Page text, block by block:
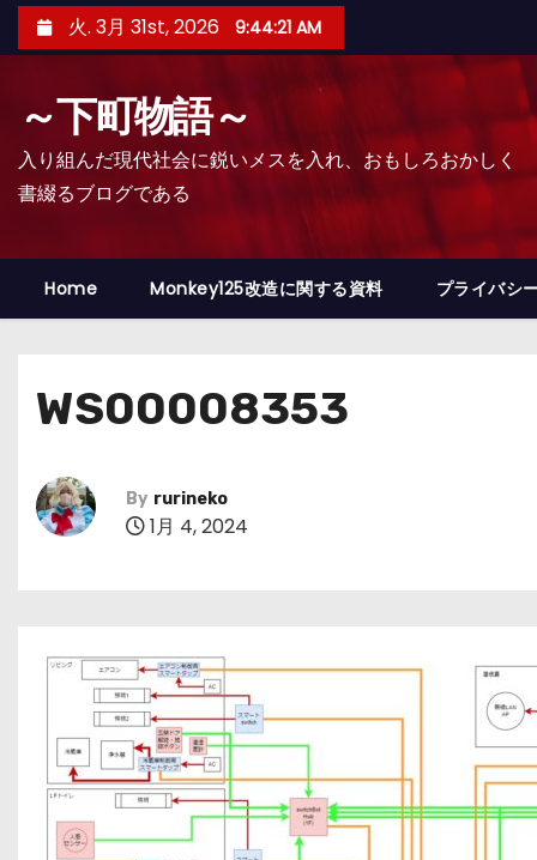
ン
プ
火. 3月 31st, 2026 9:44:22 AM
～下町物語～
入り組んだ現代社会に鋭いメスを入れ、おもしろおかしく
書綴るブログである
Home Monkey125改造に関する資料 プライバシ
WS00008353
By rurineko
1月 4, 2024